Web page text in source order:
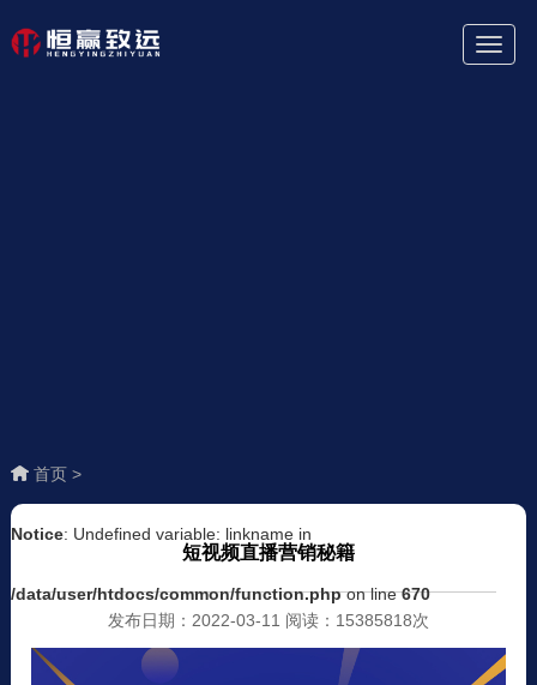
首页 >
Notice: Undefined variable: linkname in
/data/user/htdocs/common/function.phpon line670
短视频直播营销秘籍
发布日期：2022-03-11 阅读：15385818次